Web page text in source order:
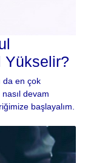
Yükselir?
da en çok
devam
başlayalım.